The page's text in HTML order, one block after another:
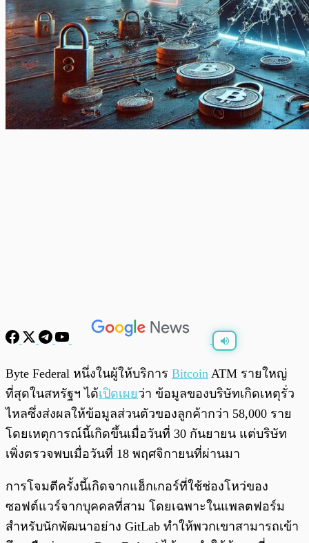
0:00
Byte Federal หนึ่งในผู้ให้บริการ Bitcoin ATM รายใหญ่
ที่สุดในสหรัฐฯ ได้เปิดเผยว่า ข้อมูลของบริษัทเกิดเหตุรั่ว
ไหลซึ่งส่งผลให้ข้อมูลส่วนตัวของลูกค้ากว่า 58,000 ราย
โดยเหตุการณ์นี้เกิดขึ้นเมื่อวันที่ 30 กันยายน แต่บริษัท
เพิ่งตรวจพบเมื่อวันที่ 18 พฤศจิกายนที่ผ่านมา
การโจมตีครั้งนี้เกิดจากแฮ็กเกอร์ที่ใช้ช่องโหว่ของ
ซอฟต์แวร์จากบุคคลที่สาม โดยเฉพาะในแพลตฟอร์ม
สำหรับนักพัฒนาอย่าง GitLab ทำให้พวกเขาสามารถเข้า